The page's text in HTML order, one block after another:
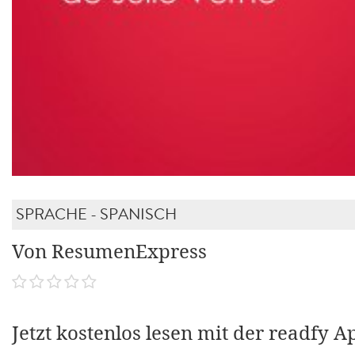
SPRACHE - SPANISCH
Von ResumenExpress
Jetzt kostenlos lesen mit der readfy